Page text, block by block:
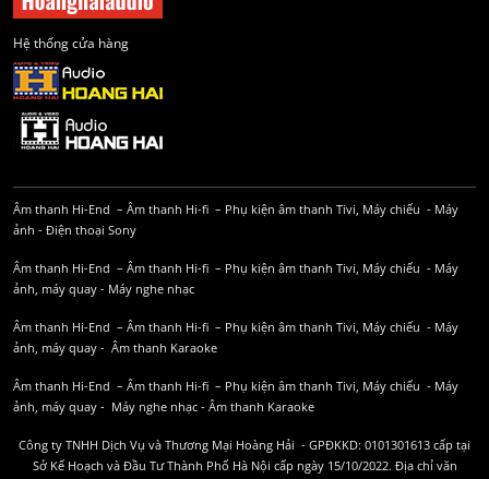
Hệ thống cửa hàng
Âm thanh Hi-End – Âm thanh Hi-fi – Phụ kiện âm thanh Tivi, Máy chiếu - Máy
ảnh - Điện thoại Sony
Âm thanh Hi-End – Âm thanh Hi-fi – Phụ kiện âm thanh Tivi, Máy chiếu - Máy
ảnh, máy quay - Máy nghe nhạc
Âm thanh Hi-End – Âm thanh Hi-fi – Phụ kiện âm thanh Tivi, Máy chiếu - Máy
ảnh, máy quay - Âm thanh Karaoke
Âm thanh Hi-End – Âm thanh Hi-fi – Phụ kiện âm thanh Tivi, Máy chiếu - Máy
ảnh, máy quay - Máy nghe nhạc - Âm thanh Karaoke
Công ty TNHH Dịch Vụ và Thương Mại Hoàng Hải - GPĐKKD: 0101301613 cấp tại
Sở Kế Hoạch và Đầu Tư Thành Phố Hà Nội cấp ngày 15/10/2022. Địa chỉ văn